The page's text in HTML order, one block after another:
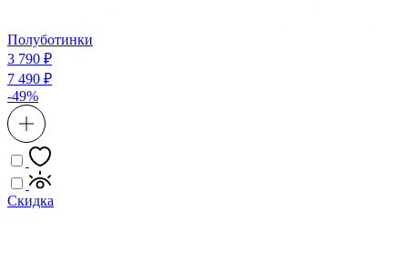
Полуботинки
3 790 ₽
7 490 ₽
-49%
Скидка